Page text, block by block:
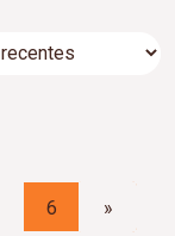
6 »